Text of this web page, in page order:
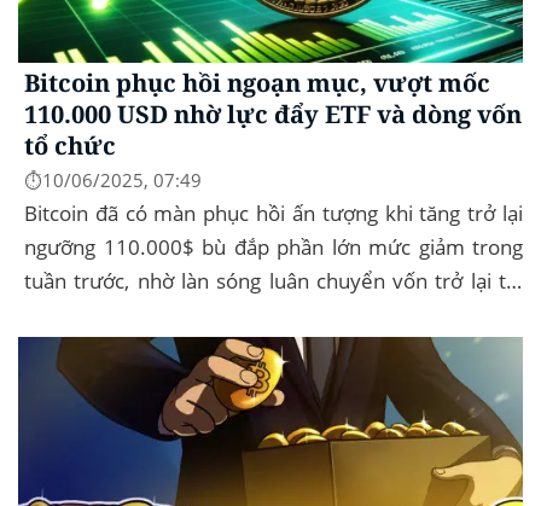
Bitcoin phục hồi ngoạn mục, vượt mốc
110.000 USD nhờ lực đẩy ETF và dòng vốn
tổ chức
⏱️10/06/2025, 07:49
Bitcoin đã có màn phục hồi ấn tượng khi tăng trở lại
ngưỡng 110.000$ bù đắp phần lớn mức giảm trong
tuần trước, nhờ làn sóng luân chuyển vốn trở lại thị